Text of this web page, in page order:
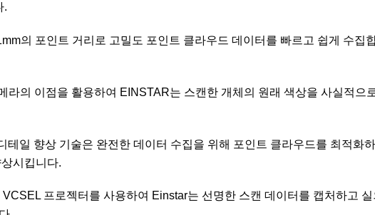
.
의 포인트 거리로 고밀도 포인트 클라우드 데이터를 빠르고 쉽게 수집
의 이점을 활용하여 EINSTAR는 스캔한 개체의 원래 색상을 사실적으
일 향상 기술은 완전한 데이터 수집을 위해 포인트 클라우드를 최적화
시킵니다.
프로젝터를 사용하여 Einstar는 선명한 스캔 데이터를 캡처하고 실